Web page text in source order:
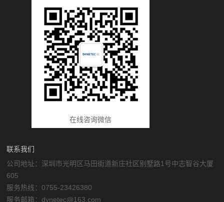
在线咨询微信
联系我们
公司地址：深圳市光明区马田街道新庄社区别墅路1号中志智谷大厦
605
服务热线：0755-23426380
服务邮箱：dynetec@163.com